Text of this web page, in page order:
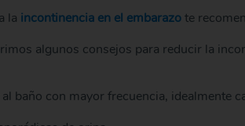
la incontinencia en el embarazote
algunos consejos para reducir la
al baño con mayor frecuencia, idealmente